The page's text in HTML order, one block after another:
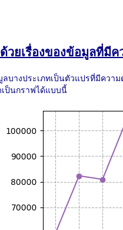
วยเรื่องของข้อมูลที่มี
บางประเภทเป็นตัวแปรที่มีควา
ป็นกราฟได้แบบนี้